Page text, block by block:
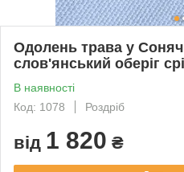
Одолень трава у
слов'янський оберіг
В наявності
Код: 1078
Роздріб
від 1 820 ₴